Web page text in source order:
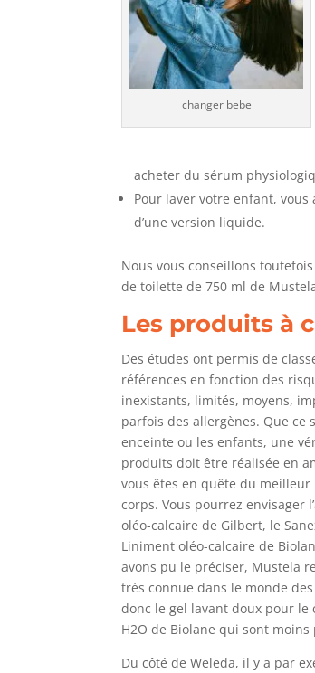
changer bebe
acheter du sérum
Pour laver votre enfant, vous
d’une version liquide.
Nous vous conseillons
de toilette de 750 ml de
Les produits à
Des études ont permis de
références en fonction des
inexistants, limités, moyens,
parfois des allergènes. Que ce
enceinte ou les enfants, une
produits doit être réalisée en
vous êtes en quête du
corps. Vous pourrez envisager
oléo-calcaire de Gilbert, le
Liniment oléo-calcaire de
avons pu le préciser, Mustela
très connue dans le monde
donc le gel lavant doux pour le
H2O de Biolane qui sont
Du côté de Weleda, il y a par